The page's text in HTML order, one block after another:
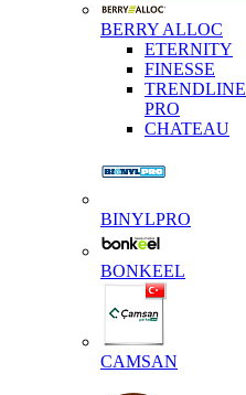
BERRY ALLOC
ETERNITY
FINESSE
TRENDLINE
PRO
CHATEAU
BINYLPRO
BONKEEL
CAMSAN